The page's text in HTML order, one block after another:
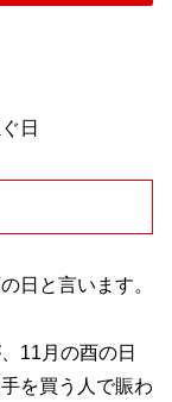
日
日と言います。
11月の酉の日
を買う人で賑わ